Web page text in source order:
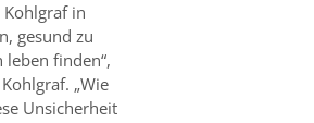
Kohlgraf in
gesund zu
finden“,
„Wie
Unsicherheit